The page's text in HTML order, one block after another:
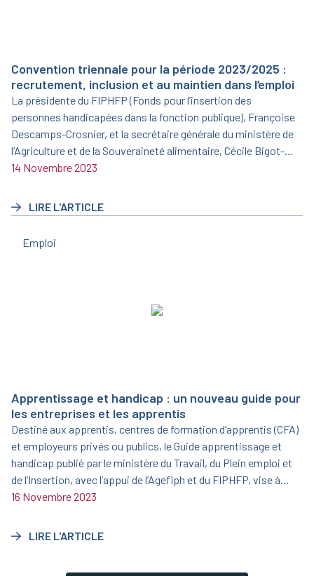
Convention triennale pour la période 2023/2025 :
recrutement, inclusion et au maintien dans l’emploi
La présidente du FIPHFP (Fonds pour l’insertion des
personnes handicapées dans la fonction publique), Françoise
Descamps-Crosnier, et la secrétaire générale du ministère de
l’Agriculture et de la Souveraineté alimentaire, Cécile Bigot-
Dekeyzer, ont signé le 19 juin 2023 une nouvelle convention
14 Novembre 2023
LIRE L'ARTICLE
Emploi
Apprentissage et handicap : un nouveau guide pour
les entreprises et les apprentis
Destiné aux apprentis, centres de formation d’apprentis (CFA)
et employeurs privés ou publics, le Guide apprentissage et
handicap publié par le ministère du Travail, du Plein emploi et
de l’Insertion, avec l’appui de l’Agefiph et du FIPHFP, vise à
informer et sensibiliser sur l’opportunité que représente
16 Novembre 2023
LIRE L'ARTICLE